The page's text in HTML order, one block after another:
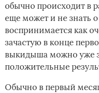
обычно происходит в
еще может и не знать о
воспринимается как
зачастую в конце
выкидыша можно уже
положительные
Обычно в первый